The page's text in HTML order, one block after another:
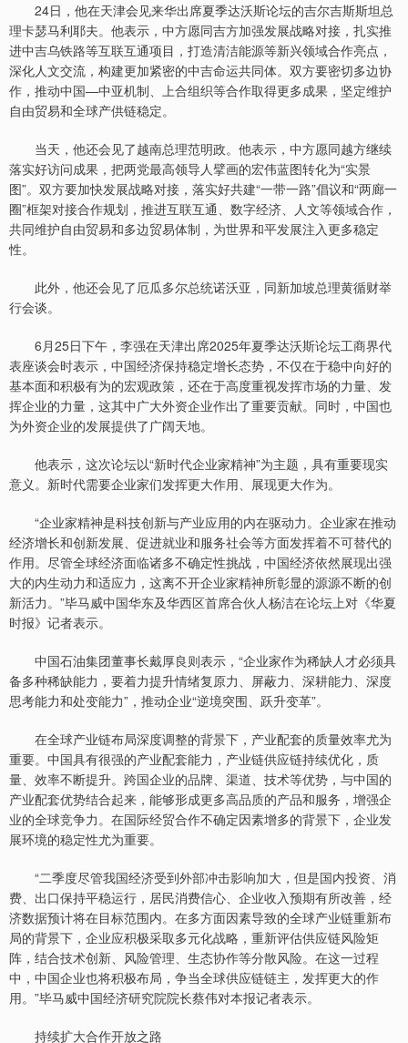
24日，他在天津会见来华出席夏季达沃斯论坛的吉尔吉斯斯坦总
理卡瑟马利耶夫。他表示，中方愿同吉方加强发展战略对接，扎实推
进中吉乌铁路等互联互通项目，打造清洁能源等新兴领域合作亮点，
深化人文交流，构建更加紧密的中吉命运共同体。双方要密切多边协
作，推动中国—中亚机制、上合组织等合作取得更多成果，坚定维护
自由贸易和全球产供链稳定。
当天，他还会见了越南总理范明政。他表示，中方愿同越方继续
落实好访问成果，把两党最高领导人擘画的宏伟蓝图转化为“实景
图”。双方要加快发展战略对接，落实好共建“一带一路”倡议和“两廊一
圈”框架对接合作规划，推进互联互通、数字经济、人文等领域合作，
共同维护自由贸易和多边贸易体制，为世界和平发展注入更多稳定
性。
此外，他还会见了厄瓜多尔总统诺沃亚，同新加坡总理黄循财举
行会谈。
6月25日下午，李强在天津出席2025年夏季达沃斯论坛工商界代
表座谈会时表示，中国经济保持稳定增长态势，不仅在于稳中向好的
基本面和积极有为的宏观政策，还在于高度重视发挥市场的力量、发
挥企业的力量，这其中广大外资企业作出了重要贡献。同时，中国也
为外资企业的发展提供了广阔天地。
他表示，这次论坛以“新时代企业家精神”为主题，具有重要现实
意义。新时代需要企业家们发挥更大作用、展现更大作为。
“企业家精神是科技创新与产业应用的内在驱动力。企业家在推动
经济增长和创新发展、促进就业和服务社会等方面发挥着不可替代的
作用。尽管全球经济面临诸多不确定性挑战，中国经济依然展现出强
大的内生动力和适应力，这离不开企业家精神所彰显的源源不断的创
新活力。”毕马威中国华东及华西区首席合伙人杨洁在论坛上对《华夏
时报》记者表示。
中国石油集团董事长戴厚良则表示，“企业家作为稀缺人才必须具
备多种稀缺能力，要着力提升情绪复原力、屏蔽力、深耕能力、深度
思考能力和处变能力”，推动企业“逆境突围、跃升变革”。
在全球产业链布局深度调整的背景下，产业配套的质量效率尤为
重要。中国具有很强的产业配套能力，产业链供应链持续优化，质
量、效率不断提升。跨国企业的品牌、渠道、技术等优势，与中国的
产业配套优势结合起来，能够形成更多高品质的产品和服务，增强企
业的全球竞争力。在国际经贸合作不确定因素增多的背景下，企业发
展环境的稳定性尤为重要。
“二季度尽管我国经济受到外部冲击影响加大，但是国内投资、消
费、出口保持平稳运行，居民消费信心、企业收入预期有所改善，经
济数据预计将在目标范围内。在多方面因素导致的全球产业链重新布
局的背景下，企业应积极采取多元化战略，重新评估供应链风险矩
阵，结合技术创新、风险管理、生态协作等分散风险。在这一过程
中，中国企业也将积极布局，争当全球供应链链主，发挥更大的作
用。”毕马威中国经济研究院院长蔡伟对本报记者表示。
持续扩大合作开放之路